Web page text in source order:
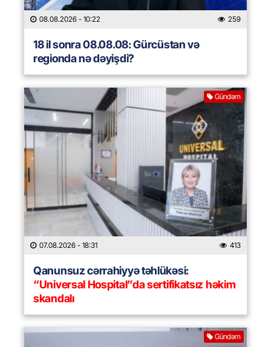
08.08.2026 - 10:22 259
18 il sonra 08.08.08: Gürcüstan və
regionda nə dəyişdi?
Gündəm
07.08.2026 - 18:31 413
Qanunsuz cərrahiyyə təhlükəsi:
“Universal Hospital”da sertifikatsız həkim
skandalı
Gündəm